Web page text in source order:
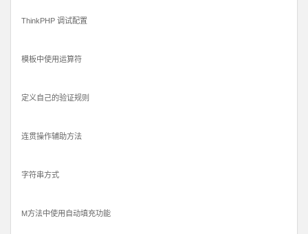
ThinkPHP 调试配置
模板中使用运算符
定义自己的验证规则
连贯操作辅助方法
字符串方式
M方法中使用自动填充功能